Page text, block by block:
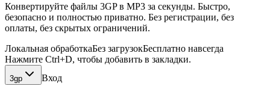
Конвертируйте файлы 3GP в MP3 за секунды. Быстро,
безопасно и полностью приватно. Без регистрации, без
оплаты, без скрытых ограничений.
Локальная обработкаБез загрузокБесплатно навсегда
Нажмите Ctrl+D, чтобы добавить в закладки.
3gp Вход